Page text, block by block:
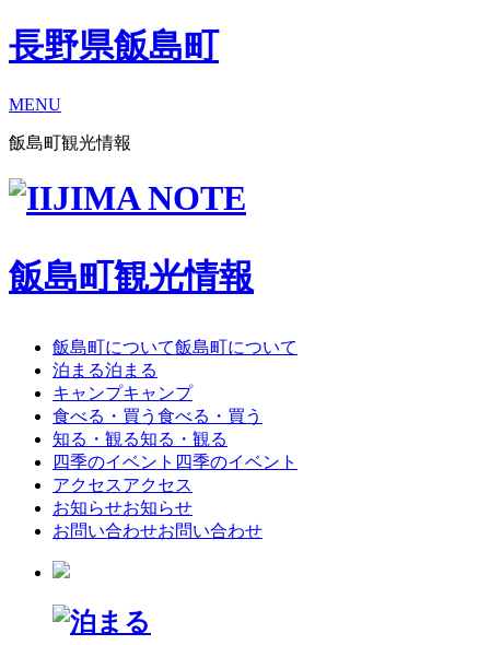
長野県飯島町
MENU
飯島町観光情報
飯島町観光情報
飯島町について飯島町について
泊まる泊まる
キャンプキャンプ
食べる・買う 食べる・買う
知る・観る知る・観る
四季のイベント 四季のイベント
アクセスアクセス
お知らせお知らせ
お問い合わせお問い合わせ